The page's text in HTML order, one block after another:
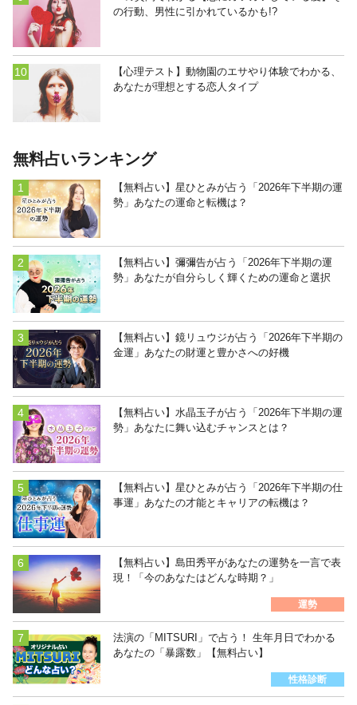
の行動、男性に引かれているかも!?
【心理テスト】動物園のエサやり体験でわかる、
あなたが理想とする恋人タイプ
無料占いランキング
【無料占い】星ひとみが占う「2026年下半期の運
勢」あなたの運命と転機は？
【無料占い】彌彌告が占う「2026年下半期の運
勢」あなたが自分らしく輝くための運命と選択
【無料占い】鏡リュウジが占う「2026年下半期の
金運」あなたの財運と豊かさへの好機
【無料占い】水晶玉子が占う「2026年下半期の運
勢」あなたに舞い込むチャンスとは？
【無料占い】星ひとみが占う「2026年下半期の仕
事運」あなたの才能とキャリアの転機は？
【無料占い】島田秀平があなたの運勢を一言で表
現！「今のあなたはどんな時期？」
運勢
法演の「MITSURI」で占う！ 生年月日でわかる
あなたの「暴露数」【無料占い】
性格診断